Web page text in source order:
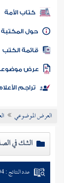
كتب PDF
كتاب الأمة
المكتبة
الكتب
موضوعي
تراجم الأعلام
العرض الموضوعي
الشك في
عدد النتائج : 304